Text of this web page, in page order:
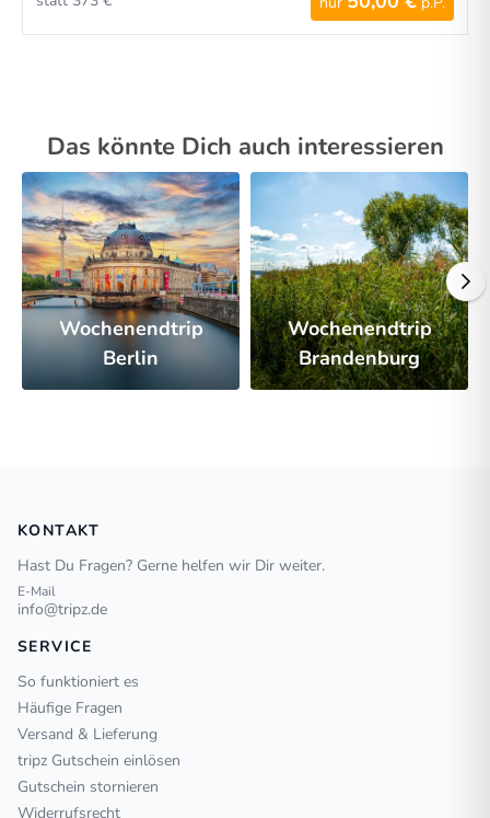
Das könnte Dich auch interessieren
Wochenendtrip
Berlin
Wochenendtrip
Brandenburg
KONTAKT
Hast Du Fragen? Gerne helfen wir Dir weiter.
E-Mail
info@tripz.de
SERVICE
So funktioniert es
Häufige Fragen
Versand & Lieferung
tripz Gutschein einlösen
Gutschein stornieren
Widerrufsrecht